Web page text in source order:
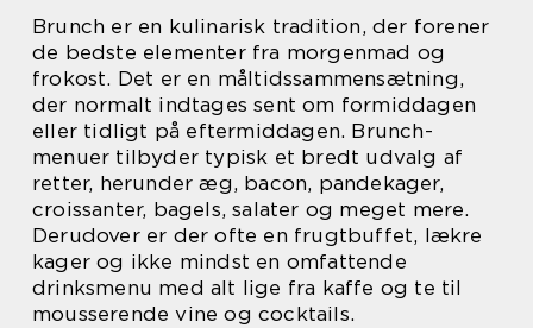
Brunch er en kulinarisk tradition, der forener
de bedste elementer fra morgenmad og
frokost. Det er en måltidssammensætning,
der normalt indtages sent om formiddagen
eller tidligt på eftermiddagen. Brunch-
menuer tilbyder typisk et bredt udvalg af
retter, herunder æg, bacon, pandekager,
croissanter, bagels, salater og meget mere.
Derudover er der ofte en frugtbuffet, lækre
kager og ikke mindst en omfattende
drinksmenu med alt lige fra kaffe og te til
mousserende vine og cocktails.